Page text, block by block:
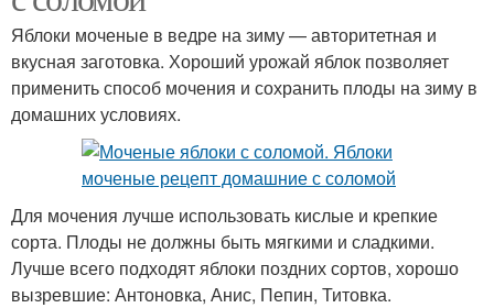
Яблоки моченые в ведре на зиму — авторитетная и
вкусная заготовка. Хороший урожай яблок позволяет
применить способ мочения и сохранить плоды на зиму в
домашних условиях.
Для мочения лучше использовать кислые и крепкие
сорта. Плоды не должны быть мягкими и сладкими.
Лучше всего подходят яблоки поздних сортов, хорошо
вызревшие: Антоновка, Анис, Пепин, Титовка.